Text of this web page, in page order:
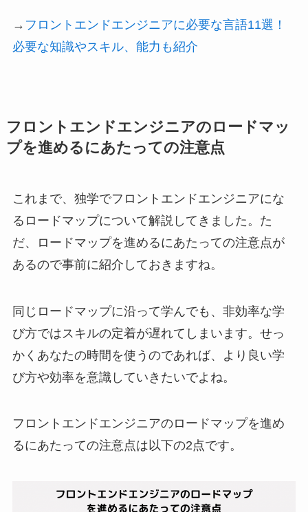
→ フロントエンドエンジニアに必要な言語11選！
必要な知識やスキル、能力も紹介
フロントエンドエンジニアのロードマッ
プを進めるにあたっての注意点
これまで、独学でフロントエンドエンジニアにな
るロードマップについて解説してきました。た
だ、ロードマップを進めるにあたっての注意点が
あるので事前に紹介しておきますね。
同じロードマップに沿って学んでも、非効率な学
び方ではスキルの定着が遅れてしまいます。せっ
かくあなたの時間を使うのであれば、より良い学
び方や効率を意識していきたいでよね。
フロントエンドエンジニアのロードマップを進め
るにあたっての注意点は以下の2点です。